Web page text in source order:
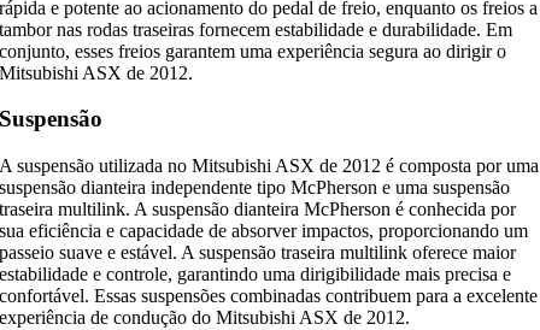
rápida e potente ao acionamento do pedal de freio, enquanto os freios a
tambor nas rodas traseiras fornecem estabilidade e durabilidade. Em
conjunto, esses freios garantem uma experiência segura ao dirigir o
Mitsubishi ASX de 2012.
Suspensão
A suspensão utilizada no Mitsubishi ASX de 2012 é composta por uma
suspensão dianteira independente tipo McPherson e uma suspensão
traseira multilink. A suspensão dianteira McPherson é conhecida por
sua eficiência e capacidade de absorver impactos, proporcionando um
passeio suave e estável. A suspensão traseira multilink oferece maior
estabilidade e controle, garantindo uma dirigibilidade mais precisa e
confortável. Essas suspensões combinadas contribuem para a excelente
experiência de condução do Mitsubishi ASX de 2012.